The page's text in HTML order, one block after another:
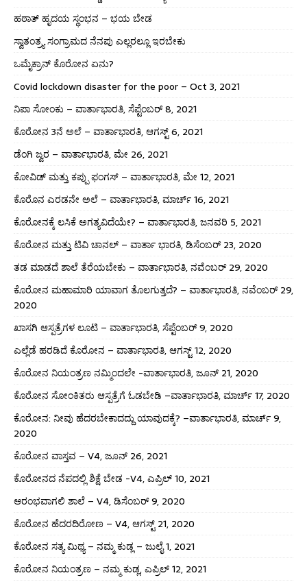
ಹಠಾತ್ ಹೃದಯ ಸ್ಥಂಭನ – ಭಯ ಬೇಡ
ಸ್ವಾತಂತ್ರ್ಯ ಸಂಗ್ರಾಮದ ನೆನಪು ಎಲ್ಲರಲ್ಲೂ ಇರಬೇಕು
ಒಮೈಕ್ರಾನ್ ಕೊರೋನ ಏನು?
Covid lockdown disaster for the poor – Oct 3, 2021
ನಿಪಾ ಸೋಂಕು – ವಾರ್ತಾಭಾರತಿ, ಸೆಪ್ಟೆಂಬರ್ 8, 2021
ಕೊರೋನ 3ನೆ ಅಲೆ – ವಾರ್ತಾಭಾರತಿ, ಆಗಸ್ಟ್ 6, 2021
ಡೆಂಗಿ ಜ್ವರ – ವಾರ್ತಾಭಾರತಿ, ಮೇ 26, 2021
ಕೋವಿಡ್ ಮತ್ತು ಕಪ್ಪು ಫಂಗಸ್ – ವಾರ್ತಾಭಾರತಿ, ಮೇ 12, 2021
ಕೊರೊನ ಎರಡನೇ ಅಲೆ – ವಾರ್ತಾಭಾರತಿ, ಮಾರ್ಚ್ 16, 2021
ಕೊರೋನಕ್ಕೆ ಲಸಿಕೆ ಅಗತ್ಯವಿದೆಯೇ? – ವಾರ್ತಾಭಾರತಿ, ಜನವರಿ 5, 2021
ಕೊರೋನ ಮತ್ತು ಟಿವಿ ಚಾನಲ್ – ವಾರ್ತಾ ಭಾರತಿ, ಡಿಸೆಂಬರ್ 23, 2020
ತಡ ಮಾಡದೆ ಶಾಲೆ ತೆರೆಯಬೇಕು – ವಾರ್ತಾಭಾರತಿ, ನವೆಂಬರ್ 29, 2020
ಕೊರೋನ ಮಹಾಮಾರಿ ಯಾವಾಗ ತೊಲಗುತ್ತದೆ? – ವಾರ್ತಾಭಾರತಿ, ನವೆಂಬರ್ 29,
2020
ಖಾಸಗಿ ಆಸ್ಪತ್ರೆಗಳ ಲೂಟಿ – ವಾರ್ತಾಭಾರತಿ, ಸೆಪ್ಟೆಂಬರ್ 9, 2020
ಎಲ್ಲೆಡೆ ಹರಡಿದೆ ಕೊರೋನ – ವಾರ್ತಾಭಾರತಿ, ಆಗಸ್ಟ್ 12, 2020
ಕೊರೋನ ನಿಯಂತ್ರಣ ನಮ್ಮಿಂದಲೇ -ವಾರ್ತಾಭಾರತಿ, ಜೂನ್ 21, 2020
ಕೊರೋನ ಸೋಂಕಿತರು ಆಸ್ಪತ್ರೆಗೆ ಓಡಬೇಡಿ –ವಾರ್ತಾಭಾರತಿ, ಮಾರ್ಚ್ 17, 2020
ಕೊರೋನ: ನೀವು ಹೆದರಬೇಕಾದದ್ದು ಯಾವುದಕ್ಕೆ? –ವಾರ್ತಾಭಾರತಿ, ಮಾರ್ಚ್ 9,
2020
ಕೊರೋನ ವಾಸ್ತವ – V4, ಜೂನ್ 26, 2021
ಕೊರೋನದ ನೆಪದಲ್ಲಿ ಶಿಕ್ಷೆ ಬೇಡ -V4, ಎಪ್ರಿಲ್ 10, 2021
ಆರಂಭವಾಗಲಿ ಶಾಲೆ – V4, ಡಿಸೆಂಬರ್ 9, 2020
ಕೊರೋನ ಹೆದರದಿರೋಣ – V4, ಆಗಸ್ಟ್ 21, 2020
ಕೊರೋನ ಸತ್ಯ ಮಿಥ್ಯ – ನಮ್ಮ ಕುಡ್ಲ – ಜುಲೈ 1, 2021
ಕೊರೋನ ನಿಯಂತ್ರಣ – ನಮ್ಮ ಕುಡ್ಲ, ಎಪ್ರಿಲ್ 12, 2021